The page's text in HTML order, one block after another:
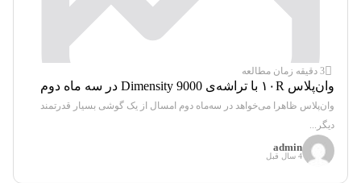
3 دقیقه زمان مطالعه
وان‌پلاس ۱۰R با تراشه‌ی Dimensity 9000 در سه ماه دوم
۲۰۲۲ عرضه می‌شود
وان‌پلاس ظاهرا می‌خواهد در سه‌ماه دوم امسال از یک گوشی بسیار قدرتمند
دیگر...
admin
4 سال قبل